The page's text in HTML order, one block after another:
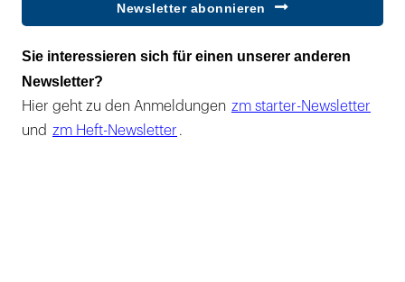
Newsletter abonnieren
Sie interessieren sich für einen unserer anderen
Newsletter?
Hier geht zu den Anmeldungen zm starter-Newsletter
und zm Heft-Newsletter .